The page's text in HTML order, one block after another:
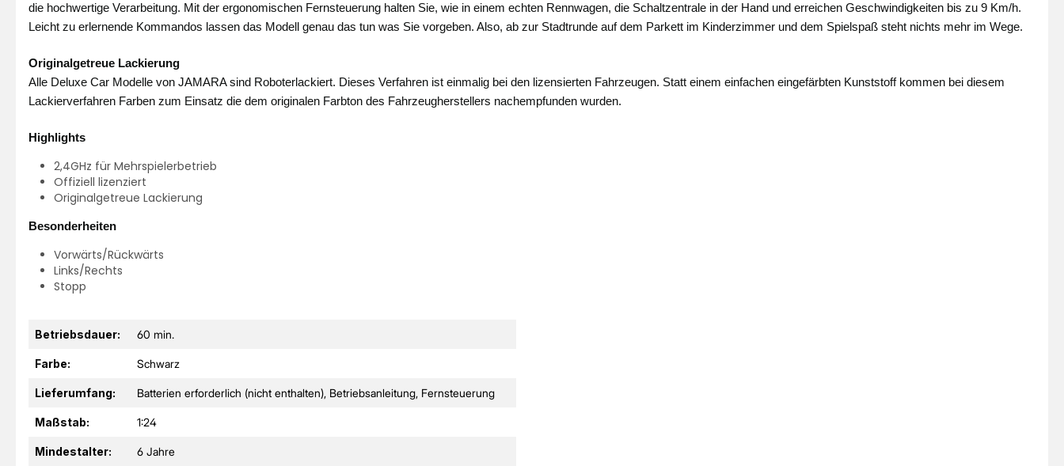
die hochwertige Verarbeitung. Mit der ergonomischen Fernsteuerung halten Sie, wie in einem echten Rennwagen, die Schaltzentrale in der Hand und erreichen Geschwindigkeiten bis zu 9 Km/h.
Leicht zu erlernende Kommandos lassen das Modell genau das tun was Sie vorgeben. Also, ab zur Stadtrunde auf dem Parkett im Kinderzimmer und dem Spielspaß steht nichts mehr im Wege.
Originalgetreue Lackierung
Alle Deluxe Car Modelle von JAMARA sind Roboterlackiert. Dieses Verfahren ist einmalig bei den lizensierten Fahrzeugen. Statt einem einfachen eingefärbten Kunststoff kommen bei diesem
Lackierverfahren Farben zum Einsatz die dem originalen Farbton des Fahrzeugherstellers nachempfunden wurden.
Highlights
2,4GHz für Mehrspielerbetrieb
Offiziell lizenziert
Originalgetreue Lackierung
Besonderheiten
Vorwärts/Rückwärts
Links/Rechts
Stopp
Betriebsdauer: 60 min.
Farbe: Schwarz
Lieferumfang: Batterien erforderlich (nicht enthalten), Betriebsanleitung, Fernsteuerung
Maßstab: 1:24
Mindestalter: 6 Jahre